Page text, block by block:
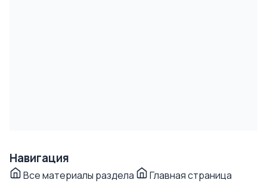
Навигация
Все материалы раздела Главная страница